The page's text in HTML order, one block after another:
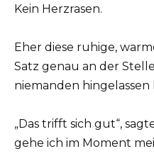
Kein Herzrasen.
Eher diese ruhige,
Satz genau an der
niemanden hingelassen
„Das trifft sich gut“,
gehe ich im Moment